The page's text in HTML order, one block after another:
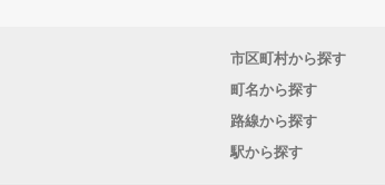
市区町村から探す
町名から探す
路線から探す
駅から探す